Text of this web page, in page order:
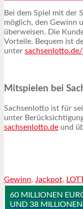
Bei dem Spiel mit der
möglich, den Gewinn
überweisen. Die
Vorteile. Bequem ist
unter
Mitspielen bei
Sachsenlotto ist für
unter
sachsenlotto.de und
Gewinn, Jackpot,
60 MILLIONEN
UND 38